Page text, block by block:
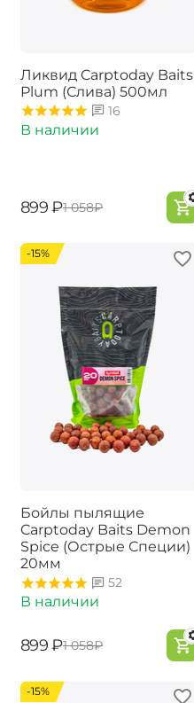
Ликвид Carptoday Baits
Plum (Слива) 500мл
16
В наличии
‍899‍ ₽‍1 058‍₽
-15%
Бойлы пылящие
Carptoday Baits Demon
Spice (Острые Специи)
20мм
52
В наличии
‍899‍ ₽‍1 058‍₽
-15%